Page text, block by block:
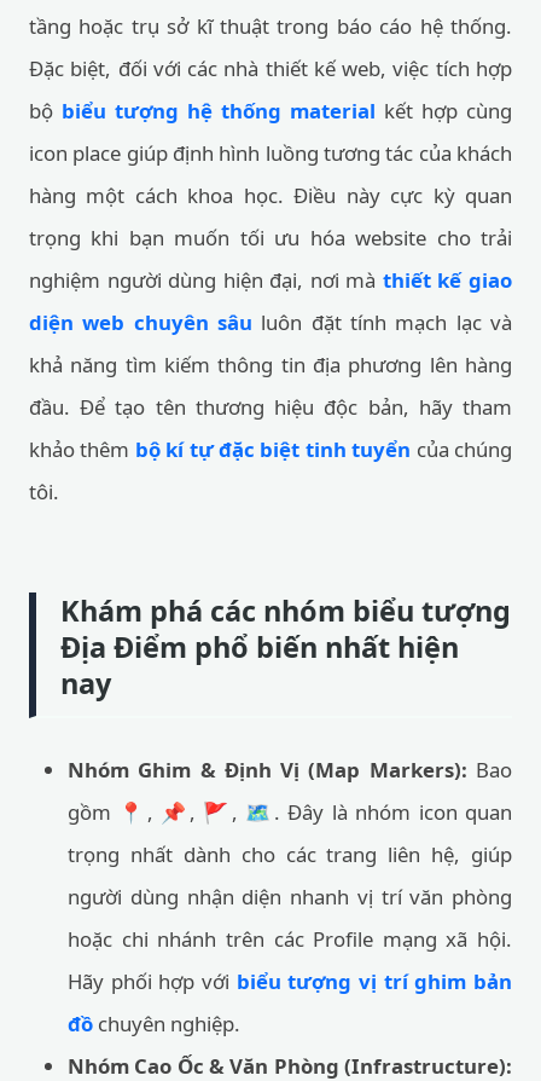
tầng hoặc trụ sở kĩ thuật trong báo cáo hệ thống.
Đặc biệt, đối với các nhà thiết kế web, việc tích hợp
bộ biểu tượng hệ thống material kết hợp cùng
icon place giúp định hình luồng tương tác của khách
hàng một cách khoa học. Điều này cực kỳ quan
trọng khi bạn muốn tối ưu hóa website cho trải
nghiệm người dùng hiện đại, nơi mà thiết kế giao
diện web chuyên sâu luôn đặt tính mạch lạc và
khả năng tìm kiếm thông tin địa phương lên hàng
đầu. Để tạo tên thương hiệu độc bản, hãy tham
khảo thêm bộ kí tự đặc biệt tinh tuyển của chúng
tôi.
Khám phá các nhóm biểu tượng
Địa Điểm phổ biến nhất hiện
nay
Nhóm Ghim & Định Vị (Map Markers): Bao
gồm 📍, 📌, 🚩, 🗺️. Đây là nhóm icon quan
trọng nhất dành cho các trang liên hệ, giúp
người dùng nhận diện nhanh vị trí văn phòng
hoặc chi nhánh trên các Profile mạng xã hội.
Hãy phối hợp với biểu tượng vị trí ghim bản
đồ chuyên nghiệp.
Nhóm Cao Ốc & Văn Phòng (Infrastructure):